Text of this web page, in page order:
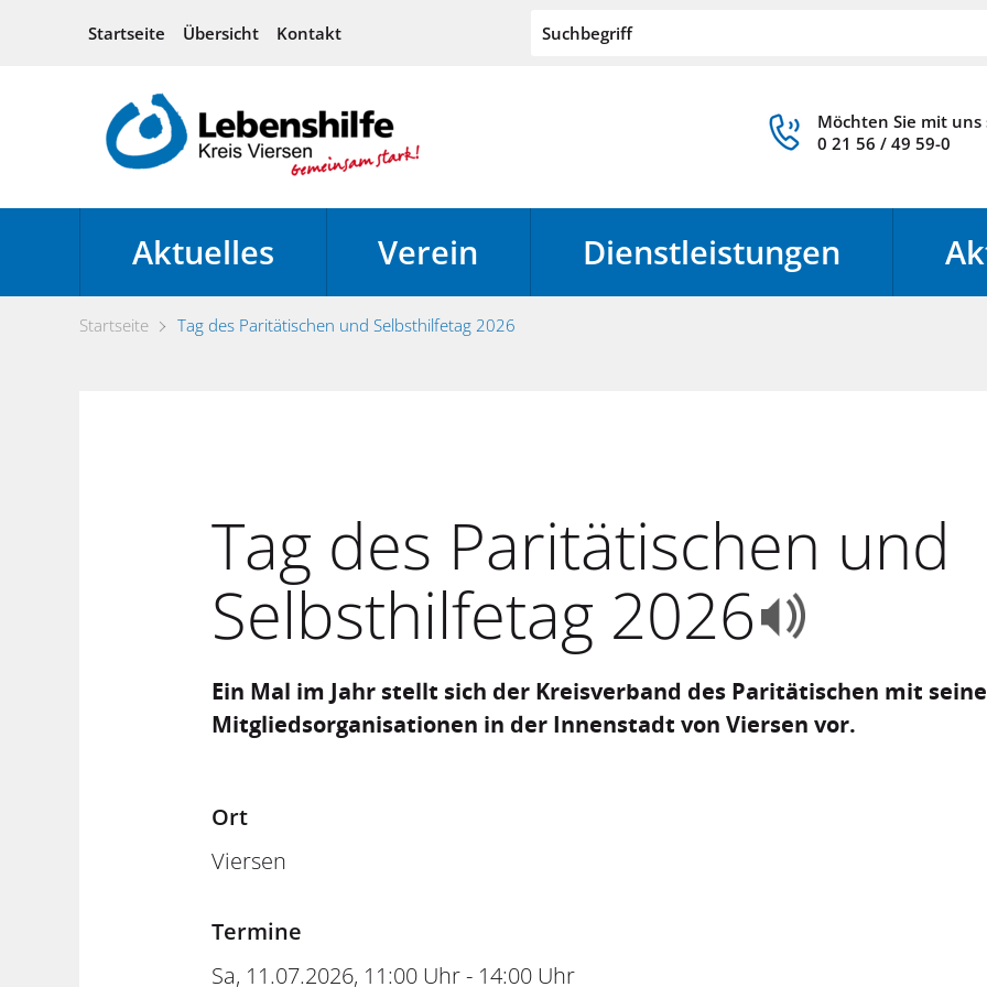
Startseite Übersicht Kontakt
Möchten Sie mit uns
0 21 56 / 49 59-0
Aktuelles Verein Dienstleistungen
Startseite Tag des Paritätischen und Selbsthilfetag 2026
Tag des Paritätischen und
Selbsthilfetag 2026
Ein Mal im Jahr stellt sich der Kreisverband des Paritätischen mit
Mitgliedsorganisationen in der Innenstadt von Viersen vor.
Ort
Viersen
Termine
Sa, 11.07.2026, 11:00 Uhr- 14:00 Uhr